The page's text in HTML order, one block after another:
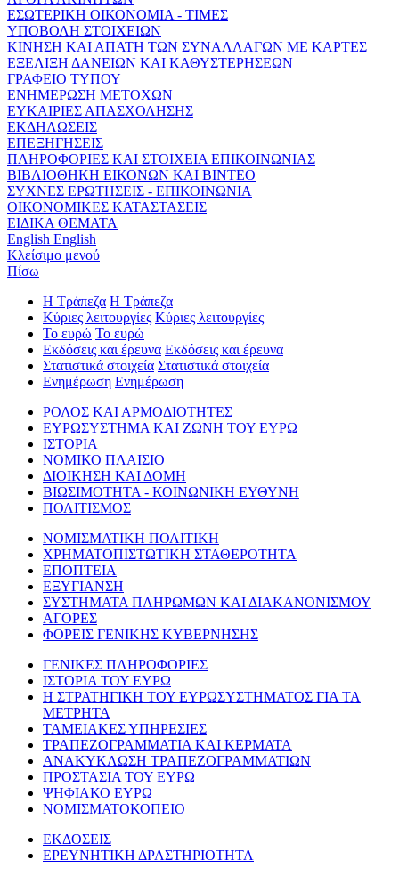
ΕΣΩΤΕΡΙΚΗ ΟΙΚΟΝΟΜΙΑ - ΤΙΜΕΣ
ΥΠΟΒΟΛΗ ΣΤΟΙΧΕΙΩΝ
ΚΙΝΗΣΗ ΚΑΙ ΑΠΑΤΗ ΤΩΝ ΣΥΝΑΛΛΑΓΩΝ ΜΕ ΚΑΡΤΕΣ
ΕΞΕΛΙΞΗ ΔΑΝΕΙΩΝ ΚΑΙ ΚΑΘΥΣΤΕΡΗΣΕΩΝ
ΓΡΑΦΕΙΟ ΤΥΠΟΥ
ΕΝΗΜΕΡΩΣΗ ΜΕΤΟΧΩΝ
ΕΥΚΑΙΡΙΕΣ ΑΠΑΣΧΟΛΗΣΗΣ
ΕΚΔΗΛΩΣΕΙΣ
ΕΠΕΞΗΓΗΣΕΙΣ
ΠΛΗΡΟΦΟΡΙΕΣ ΚΑΙ ΣΤΟΙΧΕΙΑ ΕΠΙΚΟΙΝΩΝΙΑΣ
ΒΙΒΛΙΟΘΗΚΗ ΕΙΚΟΝΩΝ ΚΑΙ ΒΙΝΤΕΟ
ΣΥΧΝΕΣ ΕΡΩΤΗΣΕΙΣ - ΕΠΙΚΟΙΝΩΝΙΑ
ΟΙΚΟΝΟΜΙΚΕΣ ΚΑΤΑΣΤΑΣΕΙΣ
ΕΙΔΙΚΑ ΘΕΜΑΤΑ
English English
Κλείσιμο μενού
Πίσω
Η Τράπεζα Η Τράπεζα
Κύριες λειτουργίες Κύριες λειτουργίες
Το ευρώ Το ευρώ
Εκδόσεις και έρευνα Εκδόσεις και έρευνα
Στατιστικά στοιχεία Στατιστικά στοιχεία
Ενημέρωση Ενημέρωση
ΡΟΛΟΣ ΚΑΙ ΑΡΜΟΔΙΟΤΗΤΕΣ
ΕΥΡΩΣΥΣΤΗΜΑ ΚΑΙ ΖΩΝΗ ΤΟΥ ΕΥΡΩ
ΙΣΤΟΡΙΑ
ΝΟΜΙΚΟ ΠΛΑΙΣΙΟ
ΔΙΟΙΚΗΣΗ ΚΑΙ ΔΟΜΗ
ΒΙΩΣΙΜΟΤΗΤΑ - ΚΟΙΝΩΝΙΚΗ ΕΥΘΥΝΗ
ΠΟΛΙΤΙΣΜΟΣ
ΝΟΜΙΣΜΑΤΙΚΗ ΠΟΛΙΤΙΚΗ
ΧΡΗΜΑΤΟΠΙΣΤΩΤΙΚΗ ΣΤΑΘΕΡΟΤΗΤΑ
ΕΠΟΠΤΕΙΑ
ΕΞΥΓΙΑΝΣΗ
ΣΥΣΤΗΜΑΤΑ ΠΛΗΡΩΜΩΝ ΚΑΙ ΔΙΑΚΑΝΟΝΙΣΜΟΥ
ΑΓΟΡΕΣ
ΦΟΡΕΙΣ ΓΕΝΙΚΗΣ ΚΥΒΕΡΝΗΣΗΣ
ΓΕΝΙΚΕΣ ΠΛΗΡΟΦΟΡΙΕΣ
ΙΣΤΟΡΙΑ ΤΟΥ ΕΥΡΩ
Η ΣΤΡΑΤΗΓΙΚΗ ΤΟΥ ΕΥΡΩΣΥΣΤΗΜΑΤΟΣ ΓΙΑ ΤΑ
ΜΕΤΡΗΤΑ
ΤΑΜΕΙΑΚΕΣ ΥΠΗΡΕΣΙΕΣ
ΤΡΑΠΕΖΟΓΡΑΜΜΑΤΙΑ ΚΑΙ ΚΕΡΜΑΤΑ
ΑΝΑΚΥΚΛΩΣΗ ΤΡΑΠΕΖΟΓΡΑΜΜΑΤΙΩΝ
ΠΡΟΣΤΑΣΙΑ ΤΟΥ ΕΥΡΩ
ΨΗΦΙΑΚΟ ΕΥΡΩ
ΝΟΜΙΣΜΑΤΟΚΟΠΕΙΟ
ΕΚΔΟΣΕΙΣ
ΕΡΕΥΝΗΤΙΚΗ ΔΡΑΣΤΗΡΙΟΤΗΤΑ